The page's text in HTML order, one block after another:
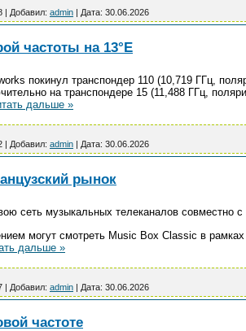
| Добавил: admin | Дата: 30.06.2026
частоты на 13°E
покинул транспондер 110 (10,719 ГГц,
на транспондере 15 (11,488 ГГц,
дальше »
| Добавил: admin | Дата: 30.06.2026
рынок
сеть музыкальных телеканалов совместно
могут смотреть Music Box Classic в
дальше »
| Добавил: admin | Дата: 30.06.2026
частоте